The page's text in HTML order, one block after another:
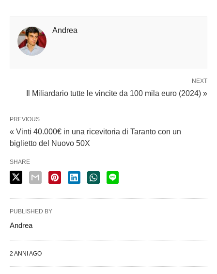
Andrea
NEXT
Il Miliardario tutte le vincite da 100 mila euro (2024) »
PREVIOUS
« Vinti 40.000€ in una ricevitoria di Taranto con un
biglietto del Nuovo 50X
SHARE
PUBLISHED BY
Andrea
2 ANNI AGO